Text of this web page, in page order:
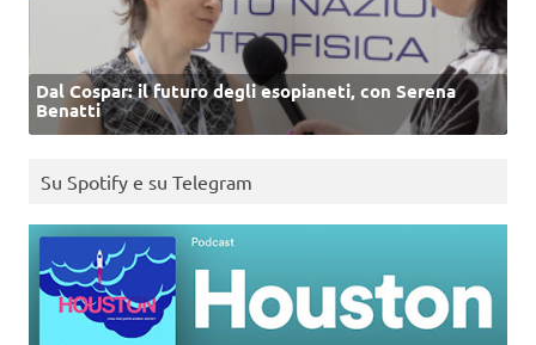
Dal Cospar: il futuro degli esopianeti, con Serena
Benatti
Su Spotify e su Telegram